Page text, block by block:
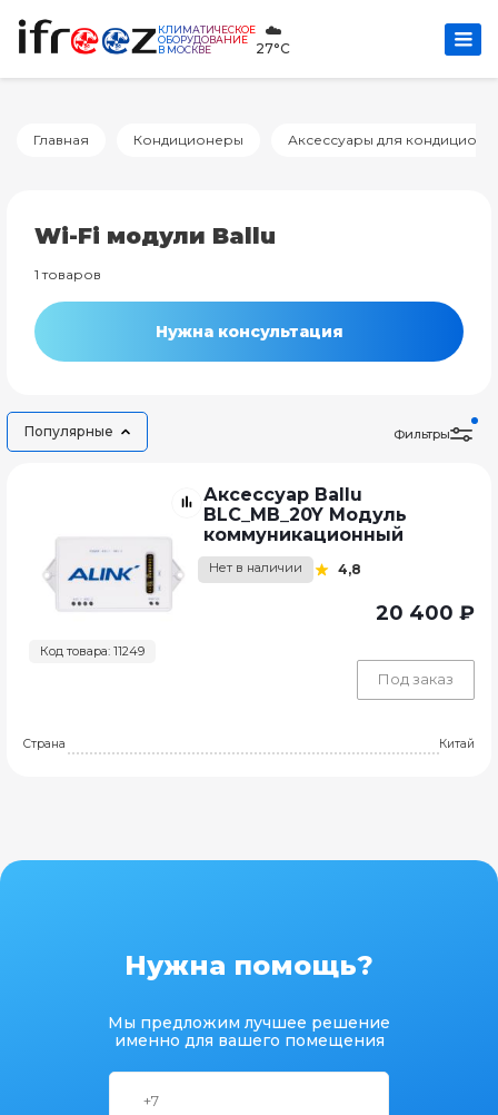
КЛИМАТИЧЕСКОЕ
ОБОРУДОВАНИЕ
В МОСКВЕ
☁️
27°C
Главная Кондиционеры Аксессуары для
Wi-Fi модули Ballu
1 товаров
Нужна консультация
Популярные Фильтры
Код товара: 11249
Аксессуар Ballu
BLC_MB_20Y Модуль
коммуникационный
Нет в наличии 4,8
20 400 ₽
Под заказ
Страна Китай
Нужна помощь?
Мы предложим лучшее решение
именно для вашего помещения